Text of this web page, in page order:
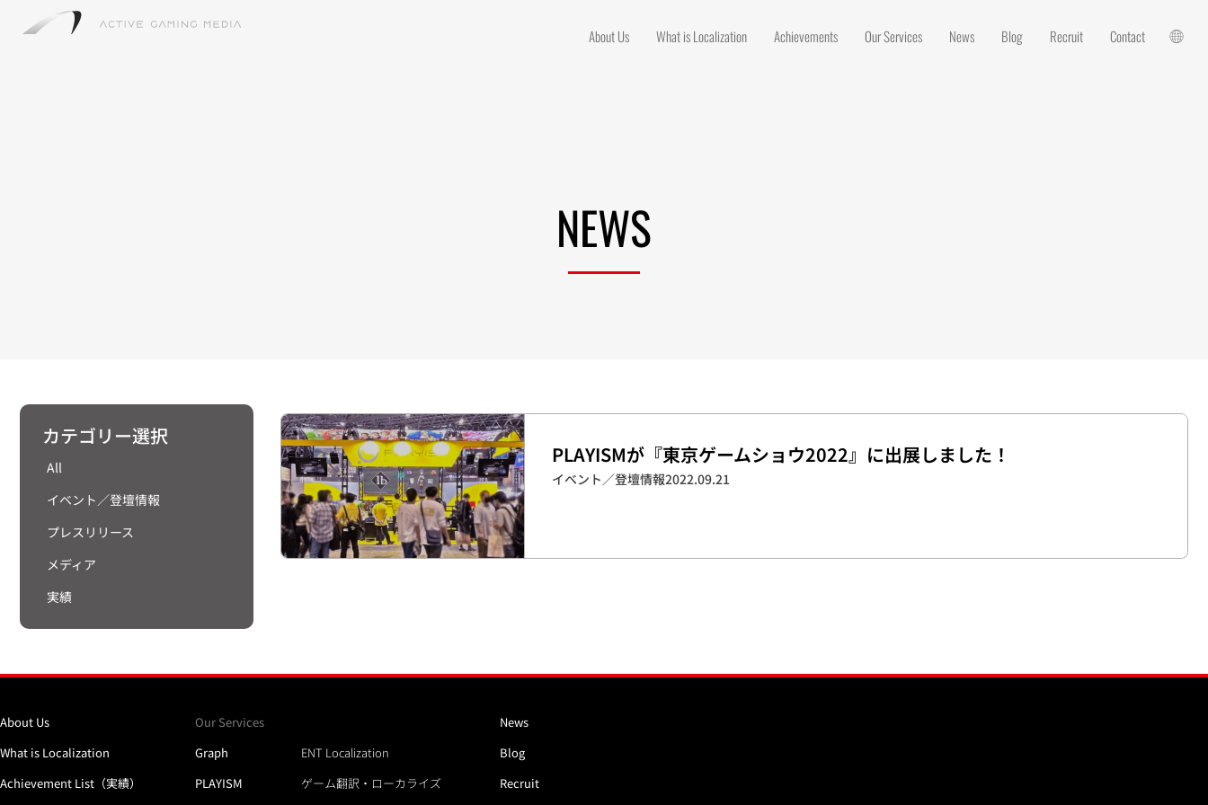
About Us What is Localization Achievements Our Services News Blog Recruit Contact
NEWS
カテゴリー選択
All
イベント／登壇情報
プレスリリース
メディア
実績
PLAYISMが『東京ゲームショウ2022』に出展しました！
イベント／登壇情報2022.09.21
About Us
What is Localization
Achievement List（実績）
Our Services
Graph
PLAYISM
ENT Localization
ゲーム翻訳・ローカライズ
News
Blog
Recruit